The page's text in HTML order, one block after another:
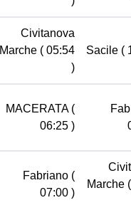
Civitanova
Marche ( 05:54
)
Sacile (
MACERATA (
06:25 )
Fabriano (
07:00 )
Marche